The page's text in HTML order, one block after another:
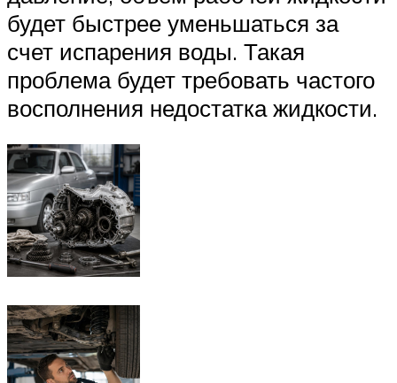
будет быстрее уменьшаться за
счет испарения воды. Такая
проблема будет требовать частого
восполнения недостатка жидкости.